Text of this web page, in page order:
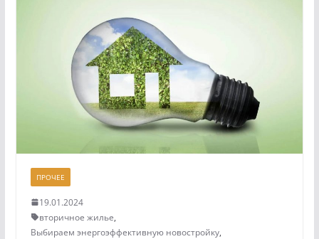
ПРОЧЕЕ
19.01.2024
вторичное жилье,
Выбираем энергоэффективную новостройку,